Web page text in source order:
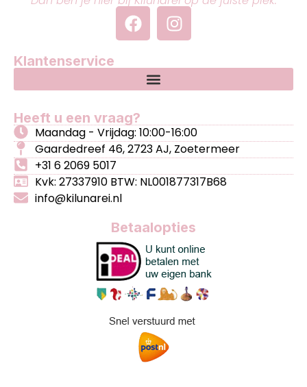
Klantenservice
Heeft u een vraag?
Maandag - Vrijdag: 10:00-16:00
Gaardedreef 46, 2723 AJ, Zoetermeer
+31 6 2069 5017
Kvk: 27337910 BTW: NL001877317B68
info@kilunarei.nl
Betaalopties